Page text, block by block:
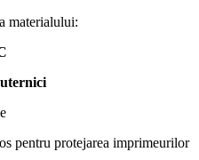
materialului:
pentru protejarea imprimeurilor